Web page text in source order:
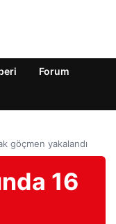
Forum
göçmen yakalandı
16